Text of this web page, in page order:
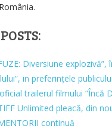
Diversiune
in preferințele
trailerul filmului “Încă
Unlimited pleacă, din
continuă